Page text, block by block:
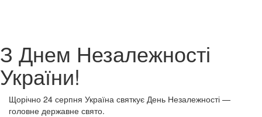
З Днем Незалежності
України!
Щорічно 24 серпня Україна святкує День Незалежності —
головне державне свято.